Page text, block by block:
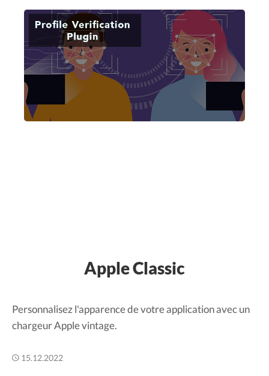
Apple Classic
Personnalisez l'apparence de votre application avec un
chargeur Apple vintage.
15.12.2022